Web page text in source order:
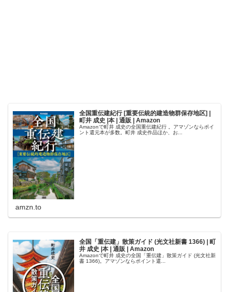
全国重伝建紀行 [重要伝統的建造物群保存地区] |
町井 成史 |本 | 通販 | Amazon
Amazonで町井 成史の全国重伝建紀行 。アマゾンならポイ
ント還元本が多数。町井 成史作品ほか、お...
amzn.to
全国「重伝建」散策ガイド (光文社新書 1366) | 町
井 成史 |本 | 通販 | Amazon
Amazonで町井 成史の全国「重伝建」散策ガイド (光文社新
書 1366)。アマゾンならポイント還...